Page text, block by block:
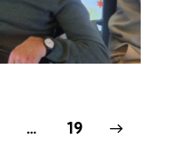
… 19
>